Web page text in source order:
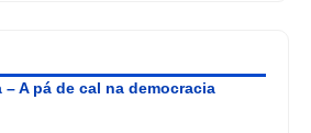
– A pá de cal na democracia